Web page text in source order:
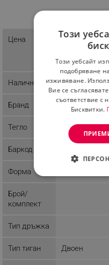
продукт
Цена
ПЦД: 35.74
42.91 лв.
Наличност Последни
Бранд Bohmann
Тегло 1.83 kg
Баркод
Форма
Брой/
комплект
Тип дръжка
Тип тиган Двоен
Този
Този уебсайт
подобряване
изживяване.
Вие се
съответствие с
Бисквитки.
СТРОГО